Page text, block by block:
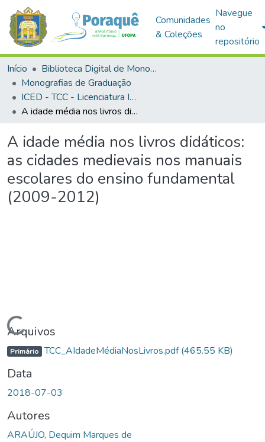
Comunidades
& Coleções
Navegue
no
repositório
Início
Biblioteca Digital de Monografias (BDM)
Monografias de Graduação
ICED - TCC - Licenciatura Integrada em História e Geografia
A idade média nos livros didáticos: as cidades medievais nos manuais escolares do ensino fundamental (2009-2012)
A idade média nos livros didáticos:
as cidades medievais nos manuais
escolares do ensino fundamental
(2009-2012)
Carregando...
Arquivos
Primário TCC_AIdadeMédiaNosLivros.pdf(465.55 KB)
Data
2018-07-03
Autores
ARAÚJO, Dequim Marques de